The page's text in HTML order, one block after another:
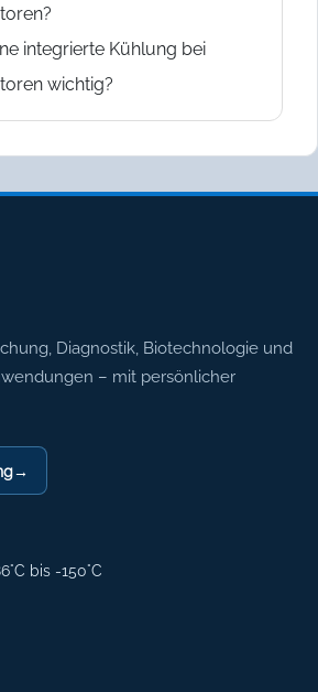
integrierte Kühlung bei
wichtig?
Diagnostik, Biotechnologie und
– mit persönlicher
→
bis -150°C